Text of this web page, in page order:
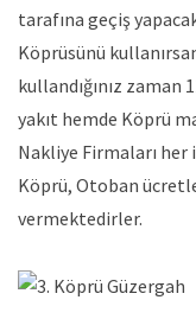
tarafına geçiş
Köprüsünü
kullandığınız
yakıt hemde Köprü
Nakliye Firmaları her
Köprü, Otoban
vermektedirler.